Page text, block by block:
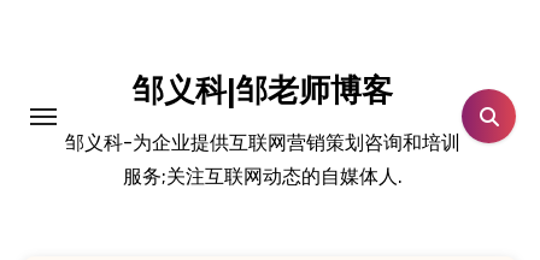
邹义科|邹老师博客
邹义科-为企业提供互联网营销策划咨询和培训
服务;关注互联网动态的自媒体人.